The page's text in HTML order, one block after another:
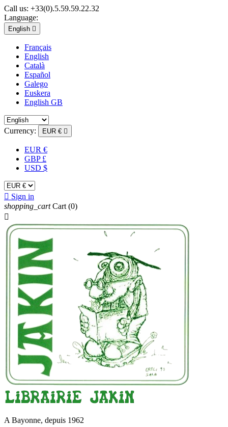
Call us: +33(0).5.59.59.22.32
Language:
English 
Français
English
Català
Español
Galego
Euskera
English GB
Currency: EUR € 
EUR €
GBP £
USD $
 Sign in
shopping_cart Cart (0)

A Bayonne, depuis 1962